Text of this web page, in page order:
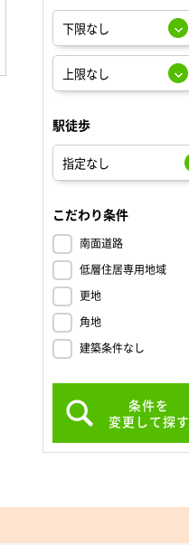
駅徒歩
こだわり条件
南面道路
低層住居専用地域
更地
角地
建築条件なし
条件を
変更して探す